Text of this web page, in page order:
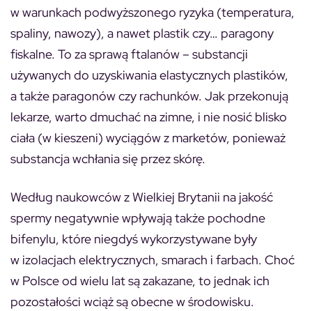
w warunkach podwyższonego ryzyka (temperatura,
spaliny, nawozy), a nawet plastik czy… paragony
fiskalne. To za sprawą ftalanów – substancji
używanych do uzyskiwania elastycznych plastików,
a także paragonów czy rachunków. Jak przekonują
lekarze, warto dmuchać na zimne, i nie nosić blisko
ciała (w kieszeni) wyciągów z marketów, ponieważ
substancja wchłania się przez skórę.
Według naukowców z Wielkiej Brytanii na jakość
spermy negatywnie wpływają także pochodne
bifenylu, które niegdyś wykorzystywane były
w izolacjach elektrycznych, smarach i farbach. Choć
w Polsce od wielu lat są zakazane, to jednak ich
pozostałości wciąż są obecne w środowisku.